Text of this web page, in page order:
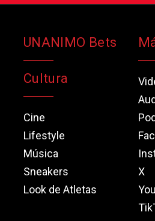
UNANIMO Bets
Cultura
Cine
Lifestyle
Música
Sneakers
Look de Atletas
X